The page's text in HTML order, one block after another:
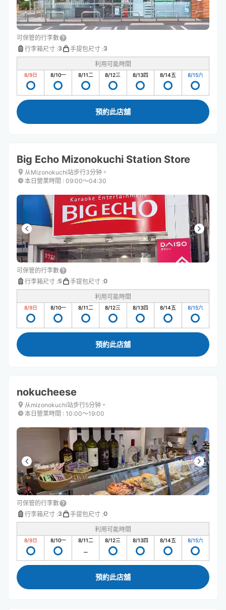
可保管的行李數
行李箱尺寸 :3 手提包尺寸 :3
利用可能時間
8/9日 8/10一 8/11二 8/12三 8/13四 8/14五 8/15六
預約此店舖
Big Echo Mizonokuchi Station Store
从Mizonokuchi站步行3分钟。
本日營業時間 : 09:00〜04:30
可保管的行李數
行李箱尺寸 :5 手提包尺寸 :0
利用可能時間
8/9日 8/10一 8/11二 8/12三 8/13四 8/14五 8/15六
預約此店舖
nokucheese
从mizonokuchi站步行5分钟。
本日營業時間 : 10:00〜19:00
可保管的行李數
行李箱尺寸 :3 手提包尺寸 :0
利用可能時間
8/9日 8/10一 8/11二 8/12三 8/13四 8/14五 8/15六
預約此店舖